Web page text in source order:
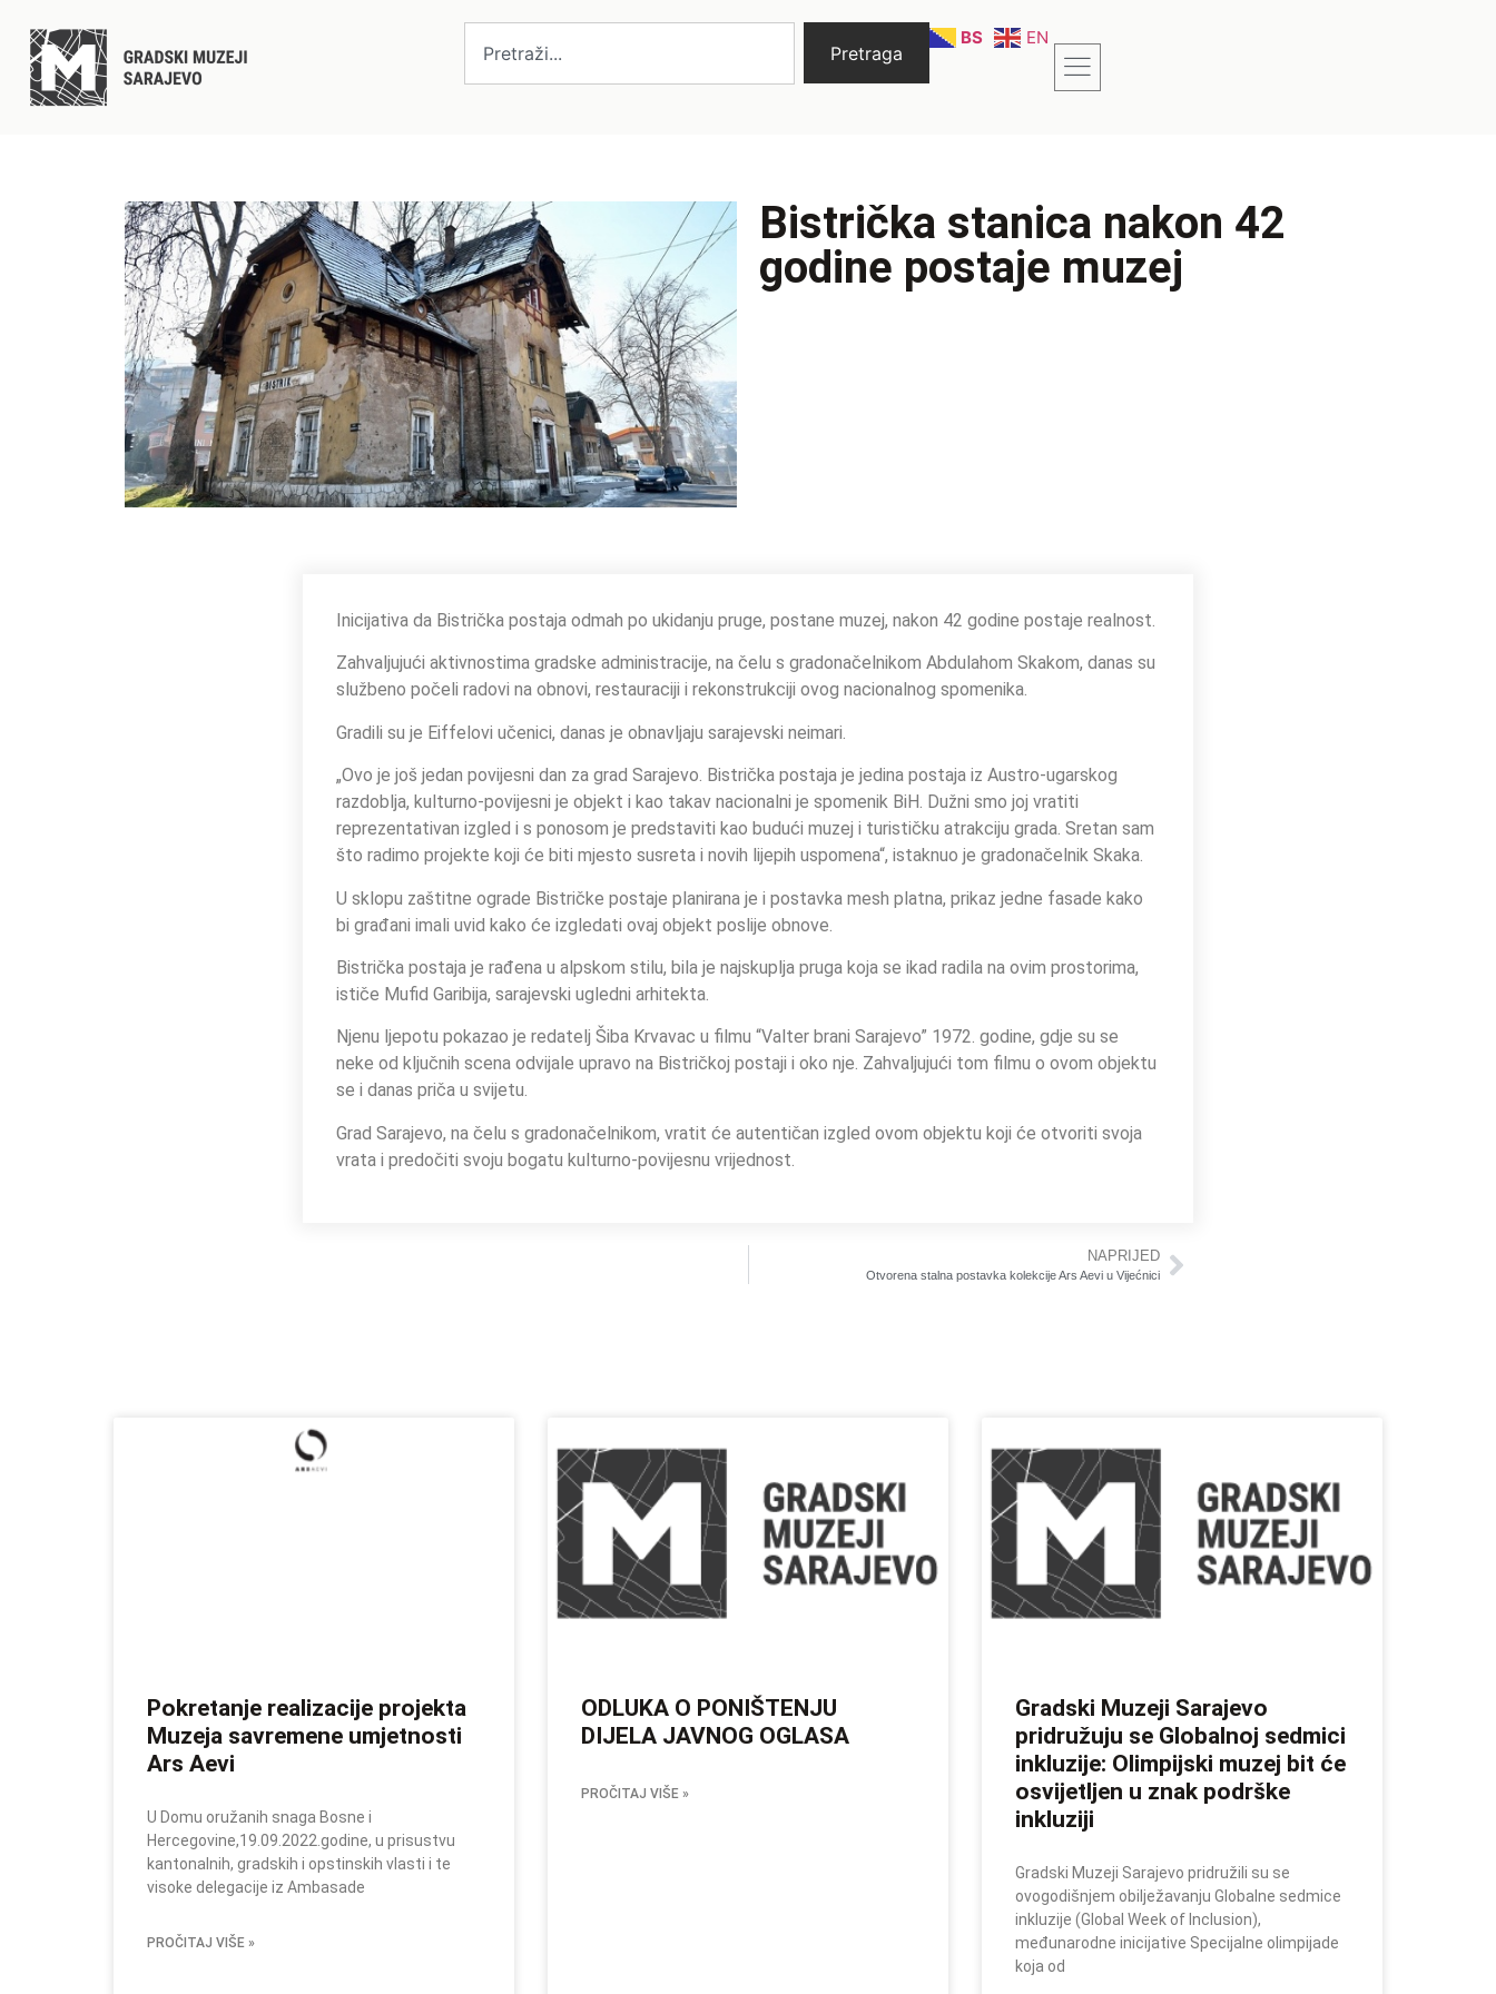
Pretraga
BS EN
Bistrička stanica nakon 42
godine postaje muzej
Inicijativa da Bistrička postaja odmah po ukidanju pruge, postane muzej, nakon 42 godine postaje realnost.
Zahvaljujući aktivnostima gradske administracije, na čelu s gradonačelnikom Abdulahom Skakom, danas su
službeno počeli radovi na obnovi, restauraciji i rekonstrukciji ovog nacionalnog spomenika.
Gradili su je Eiffelovi učenici, danas je obnavljaju sarajevski neimari.
„Ovo je još jedan povijesni dan za grad Sarajevo. Bistrička postaja je jedina postaja iz Austro-ugarskog
razdoblja, kulturno-povijesni je objekt i kao takav nacionalni je spomenik BiH. Dužni smo joj vratiti
reprezentativan izgled i s ponosom je predstaviti kao budući muzej i turističku atrakciju grada. Sretan sam
što radimo projekte koji će biti mjesto susreta i novih lijepih uspomena“, istaknuo je gradonačelnik Skaka.
U sklopu zaštitne ograde Bistričke postaje planirana je i postavka mesh platna, prikaz jedne fasade kako
bi građani imali uvid kako će izgledati ovaj objekt poslije obnove.
Bistrička postaja je rađena u alpskom stilu, bila je najskuplja pruga koja se ikad radila na ovim prostorima,
ističe Mufid Garibija, sarajevski ugledni arhitekta.
Njenu ljepotu pokazao je redatelj Šiba Krvavac u filmu “Valter brani Sarajevo” 1972. godine, gdje su se
neke od ključnih scena odvijale upravo na Bistričkoj postaji i oko nje. Zahvaljujući tom filmu o ovom objektu
se i danas priča u svijetu.
Grad Sarajevo, na čelu s gradonačelnikom, vratit će autentičan izgled ovom objektu koji će otvoriti svoja
vrata i predočiti svoju bogatu kulturno-povijesnu vrijednost.
NAPRIJED
Otvorena stalna postavka kolekcije Ars Aevi u Vijećnici
Pokretanje realizacije projekta
Muzeja savremene umjetnosti
Ars Aevi
U Domu oružanih snaga Bosne i
Hercegovine,19.09.2022.godine, u prisustvu
kantonalnih, gradskih i opstinskih vlasti i te
visoke delegacije iz Ambasade
PROČITAJ VIŠE »
ODLUKA O PONIŠTENJU
DIJELA JAVNOG OGLASA
PROČITAJ VIŠE »
Gradski Muzeji Sarajevo
pridružuju se Globalnoj sedmici
inkluzije: Olimpijski muzej bit će
osvijetljen u znak podrške
inkluziji
Gradski Muzeji Sarajevo pridružili su se
ovogodišnjem obilježavanju Globalne sedmice
inkluzije (Global Week of Inclusion),
međunarodne inicijative Specijalne olimpijade
koja od